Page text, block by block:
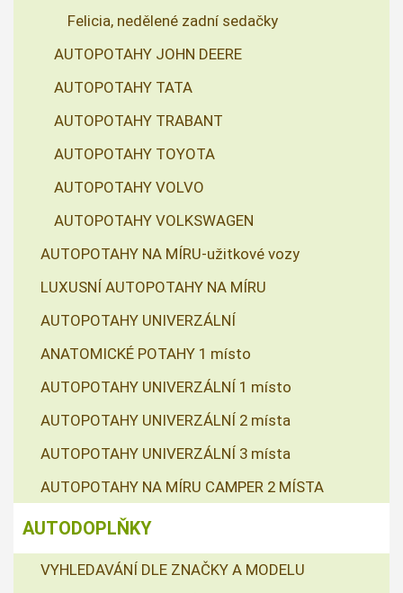
Felicia, nedělené zadní sedačky
AUTOPOTAHY JOHN DEERE
AUTOPOTAHY TATA
AUTOPOTAHY TRABANT
AUTOPOTAHY TOYOTA
AUTOPOTAHY VOLVO
AUTOPOTAHY VOLKSWAGEN
AUTOPOTAHY NA MÍRU-užitkové vozy
LUXUSNÍ AUTOPOTAHY NA MÍRU
AUTOPOTAHY UNIVERZÁLNÍ
ANATOMICKÉ POTAHY 1 místo
AUTOPOTAHY UNIVERZÁLNÍ 1 místo
AUTOPOTAHY UNIVERZÁLNÍ 2 místa
AUTOPOTAHY UNIVERZÁLNÍ 3 místa
AUTOPOTAHY NA MÍRU CAMPER 2 MÍSTA
AUTODOPLŇKY
VYHLEDAVÁNÍ DLE ZNAČKY A MODELU